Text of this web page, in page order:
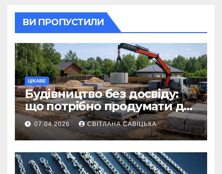
ВИ ПРОПУСТИЛИ
ЦІКАВЕ
Будівництво без досвіду:
що потрібно продумати до
першої доставки на
ділянку
07.04.2026 СВІТЛАНА САВІЦЬКА